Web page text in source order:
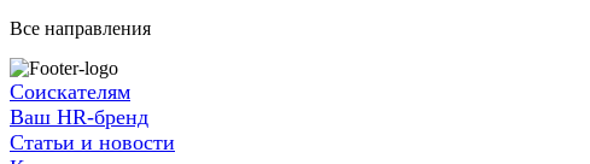
Все направления
Соискателям
Ваш HR-бренд
Статьи и новости